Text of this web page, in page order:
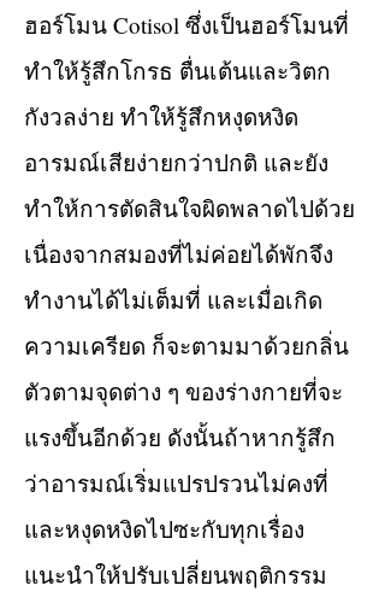
ฮอร์โมน Cotisol ซึ่งเป็นฮอร์โมนที่
ทำให้รู้สึกโกรธ ตื่นเต้นและวิตก
กังวลง่าย ทำให้รู้สึกหงุดหงิด
อารมณ์เสียง่ายกว่าปกติ และยัง
ทำให้การตัดสินใจผิดพลาดไปด้วย
เนื่องจากสมองที่ไม่ค่อยได้พักจึง
ทำงานได้ไม่เต็มที่ และเมื่อเกิด
ความเครียด ก็จะตามมาด้วยกลิ่น
ตัวตามจุดต่าง ๆ ของร่างกายที่จะ
แรงขึ้นอีกด้วย ดังนั้นถ้าหากรู้สึก
ว่าอารมณ์เริ่มแปรปรวนไม่คงที่
และหงุดหงิดไปซะกับทุกเรื่อง
แนะนำให้ปรับเปลี่ยนพฤติกรรม